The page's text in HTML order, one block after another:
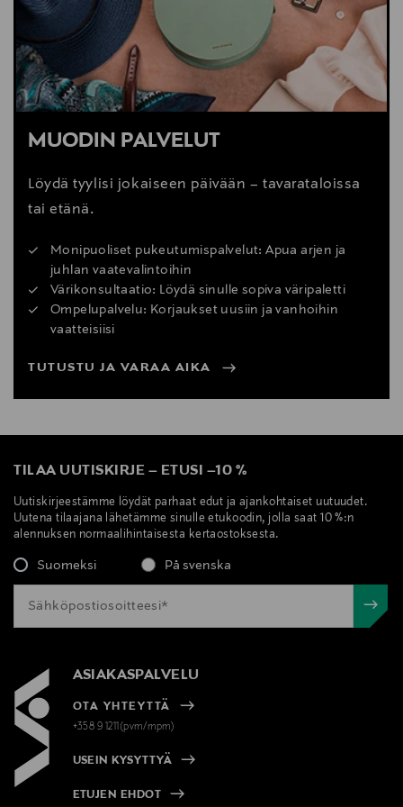
MUODIN PALVELUT
Löydä tyylisi jokaiseen päivään – tavarataloissa
tai etänä.
Monipuoliset pukeutumispalvelut: Apua arjen ja
juhlan vaatevalintoihin
Värikonsultaatio: Löydä sinulle sopiva väripaletti
Ompelupalvelu: Korjaukset uusiin ja vanhoihin
vaatteisiisi
TUTUSTU JA VARAA AIKA
TILAA UUTISKIRJE – ETUSI –10 %
Uutiskirjeestämme löydät parhaat edut ja ajankohtaiset uutuudet.
Uutena tilaajana lähetämme sinulle etukoodin, jolla saat 10 %:n
alennuksen normaalihintaisesta kertaostoksesta.
Suomeksi På svenska
ASIAKASPALVELU
OTA YHTEYTTÄ
+358 9 1211(pvm/mpm)
USEIN KYSYTTYÄ
ETUJEN EHDOT